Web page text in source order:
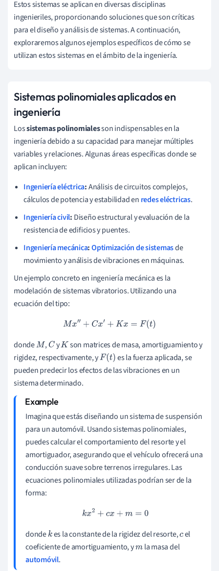
Estos sistemas se aplican en diversas disciplinas
ingenieriles, proporcionando soluciones que son críticas
para el diseño y análisis de sistemas. A continuación,
exploraremos algunos ejemplos específicos de cómo se
utilizan estos sistemas en el ámbito de la ingeniería.
Sistemas polinomiales aplicados en
ingeniería
Lossistemas polinomialesson indispensables en la
ingeniería debido a su capacidad para manejar múltiples
variables y relaciones. Algunas áreas específicas donde se
aplican incluyen:
Ingeniería eléctrica:Análisis de circuitos complejos,
cálculos de potencia y estabilidad en redes eléctricas.
Ingeniería civil: Diseño estructural y evaluación de la
resistencia de edificios y puentes.
Ingeniería mecánica:Optimización de sistemasde
movimiento y análisis de vibraciones en máquinas.
Un ejemplo concreto en ingeniería mecánica es la
modelación de sistemas vibratorios. Utilizando una
ecuación del tipo:
M x″+Cx ′+Kx=F t)
dondeM ,C yK son matrices de masa, amortiguamiento y
rigidez, respectivamente, yF(t)
es la fuerza aplicada, se
pueden predecir los efectos de las vibraciones en un
sistema determinado.
Imagina que estás diseñando un sistema de suspensión
para un automóvil. Usando sistemas polinomiales,
puedes calcular el comportamiento del resorte y el
amortiguador, asegurando que el vehículo ofrecerá una
conducción suave sobre terrenos irregulares. Las
ecuaciones polinomiales utilizadas podrían ser de la
forma:
kx2+cx+m=0
dondekes la constante de la rigidez del resorte,cel
coeficiente de amortiguamiento, ymla masa del
automóvil.